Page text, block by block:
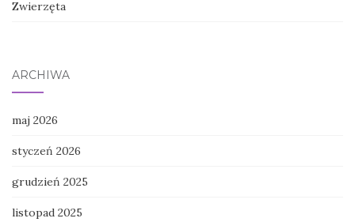
Zwierzęta
ARCHIWA
maj 2026
styczeń 2026
grudzień 2025
listopad 2025